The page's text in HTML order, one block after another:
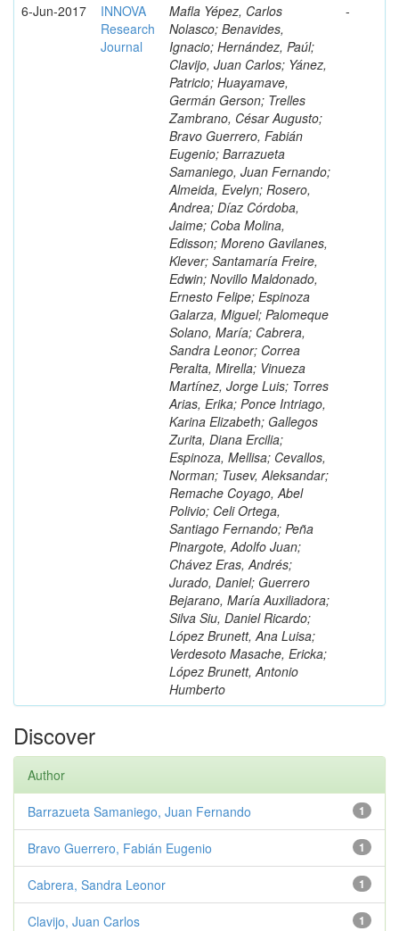
6-Jun-2017
INNOVA
Research
Journal
Mafla Yépez, Carlos
Nolasco; Benavides,
Ignacio; Hernández, Paúl;
Clavijo, Juan Carlos; Yánez,
Patricio; Huayamave,
Germán Gerson; Trelles
Zambrano, César Augusto;
Bravo Guerrero, Fabián
Eugenio; Barrazueta
Samaniego, Juan Fernando;
Almeida, Evelyn; Rosero,
Andrea; Díaz Córdoba,
Jaime; Coba Molina,
Edisson; Moreno Gavilanes,
Klever; Santamaría Freire,
Edwin; Novillo Maldonado,
Ernesto Felipe; Espinoza
Galarza, Miguel; Palomeque
Solano, María; Cabrera,
Sandra Leonor; Correa
Peralta, Mirella; Vinueza
Martínez, Jorge Luis; Torres
Arias, Erika; Ponce Intriago,
Karina Elizabeth; Gallegos
Zurita, Diana Ercilia;
Espinoza, Mellisa; Cevallos,
Norman; Tusev, Aleksandar;
Remache Coyago, Abel
Polivio; Celi Ortega,
Santiago Fernando; Peña
Pinargote, Adolfo Juan;
Chávez Eras, Andrés;
Jurado, Daniel; Guerrero
Bejarano, María Auxiliadora;
Silva Siu, Daniel Ricardo;
López Brunett, Ana Luisa;
Verdesoto Masache, Ericka;
López Brunett, Antonio
Humberto
-
Discover
Author
1
Barrazueta Samaniego, Juan Fernando
1
Bravo Guerrero, Fabián Eugenio
1
Cabrera, Sandra Leonor
1
Clavijo, Juan Carlos